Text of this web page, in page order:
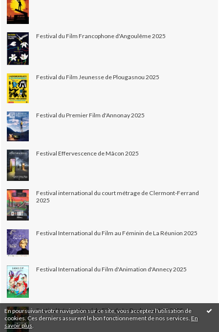
En poursuivant votre navigation sur ce site, vous acceptez l'utilisation de
cookies. Ces derniers assurent le bon fonctionnement de nos services. En
savoir plus
Festival du Film Francophone d'Angoulême 2025
Festival du Film Jeunesse de Plougasnou 2025
Festival du Premier Film d'Annonay 2025
Festival Effervescence de Mâcon 2025
Festival international du court métrage de Clermont-Ferrand
2025
Festival International du Film au Féminin de La Réunion 2025
Festival International du Film d'Animation d'Annecy 2025
Festival International du Film de La Roche-sur-Yon 2025